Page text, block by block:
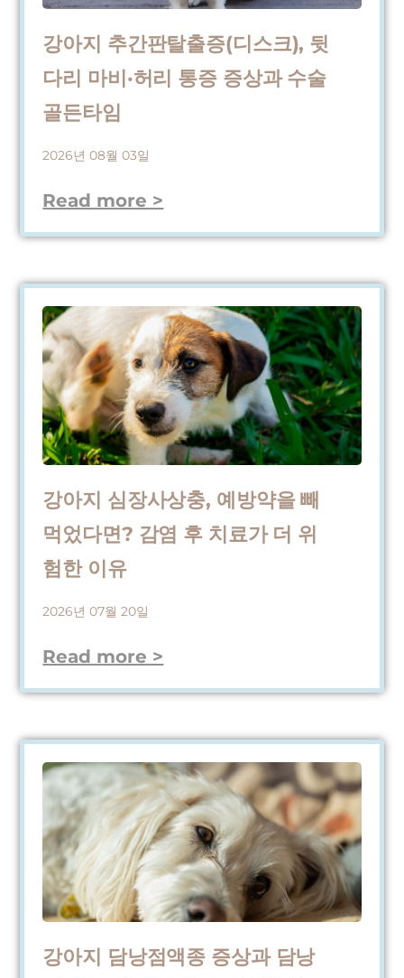
강아지 추간판탈출증(디스크), 뒷
다리 마비·허리 통증 증상과 수술
골든타임
2026년 08월 03일
Read more >
강아지 심장사상충, 예방약을 빼
먹었다면? 감염 후 치료가 더 위
험한 이유
2026년 07월 20일
Read more >
강아지 담낭점액종 증상과 담낭